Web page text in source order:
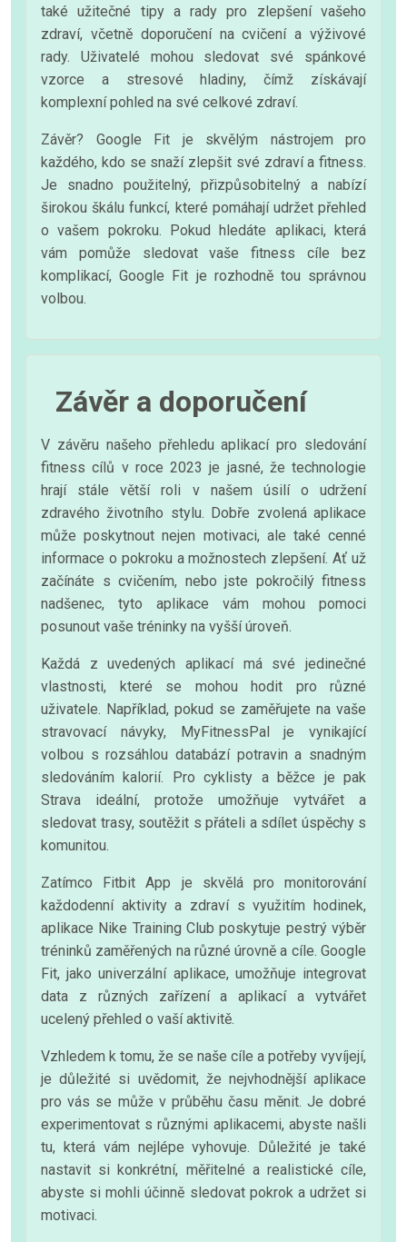
také užitečné tipy a rady pro zlepšení vašeho
zdraví, včetně doporučení na cvičení a výživové
rady. Uživatelé mohou sledovat své spánkové
vzorce a stresové hladiny, čímž získávají
komplexní pohled na své celkové zdraví.
Závěr? Google Fit je skvělým nástrojem pro
každého, kdo se snaží zlepšit své zdraví a fitness.
Je snadno použitelný, přizpůsobitelný a nabízí
širokou škálu funkcí, které pomáhají udržet přehled
o vašem pokroku. Pokud hledáte aplikaci, která
vám pomůže sledovat vaše fitness cíle bez
komplikací, Google Fit je rozhodně tou správnou
volbou.
Závěr a doporučení
V závěru našeho přehledu aplikací pro sledování
fitness cílů v roce 2023 je jasné, že technologie
hrají stále větší roli v našem úsilí o udržení
zdravého životního stylu. Dobře zvolená aplikace
může poskytnout nejen motivaci, ale také cenné
informace o pokroku a možnostech zlepšení. Ať už
začínáte s cvičením, nebo jste pokročilý fitness
nadšenec, tyto aplikace vám mohou pomoci
posunout vaše tréninky na vyšší úroveň.
Každá z uvedených aplikací má své jedinečné
vlastnosti, které se mohou hodit pro různé
uživatele. Například, pokud se zaměřujete na vaše
stravovací návyky, MyFitnessPal je vynikající
volbou s rozsáhlou databází potravin a snadným
sledováním kalorií. Pro cyklisty a běžce je pak
Strava ideální, protože umožňuje vytvářet a
sledovat trasy, soutěžit s přáteli a sdílet úspěchy s
komunitou.
Zatímco Fitbit App je skvělá pro monitorování
každodenní aktivity a zdraví s využitím hodinek,
aplikace Nike Training Club poskytuje pestrý výběr
tréninků zaměřených na různé úrovně a cíle. Google
Fit, jako univerzální aplikace, umožňuje integrovat
data z různých zařízení a aplikací a vytvářet
ucelený přehled o vaší aktivitě.
Vzhledem k tomu, že se naše cíle a potřeby vyvíjejí,
je důležité si uvědomit, že nejvhodnější aplikace
pro vás se může v průběhu času měnit. Je dobré
experimentovat s různými aplikacemi, abyste našli
tu, která vám nejlépe vyhovuje. Důležité je také
nastavit si konkrétní, měřitelné a realistické cíle,
abyste si mohli účinně sledovat pokrok a udržet si
motivaci.